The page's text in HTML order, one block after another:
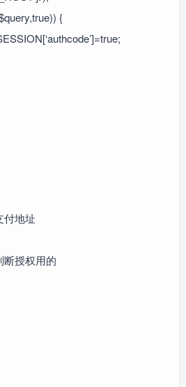
{
付地址
断授权用的